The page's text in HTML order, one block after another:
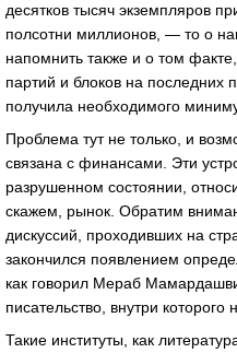
десятков тысяч экземпляров
полсотни миллионов, — то о
напомнить также и о том
партий и блоков на последних
получила необходимого
Проблема тут не только, и
связана с финансами. Эти
разрушенном состоянии,
скажем, рынок. Обратим
дискуссий, проходивших на
закончился появлением
как говорил Мераб
писательство, внутри которого
Такие институты, как